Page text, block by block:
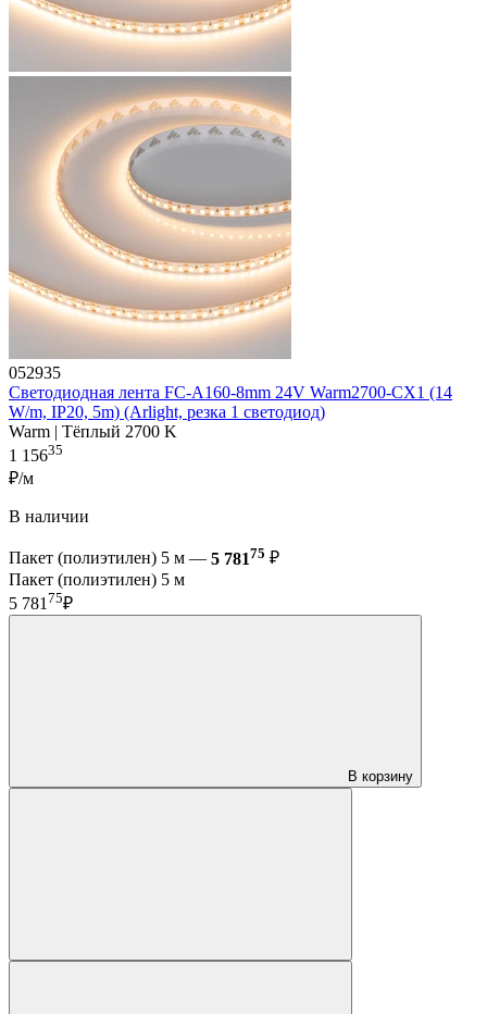
052935
Светодиодная лента FC-A160-8mm 24V Warm2700-CX1 (14
W/m, IP20, 5m) (Arlight, резка 1 светодиод)
Warm | Тёплый 2700 K
1 15635
₽/м
В наличии
Пакет (полиэтилен) 5 м — 5 78175 ₽
Пакет (полиэтилен) 5 м
5 781 75₽
В корзину